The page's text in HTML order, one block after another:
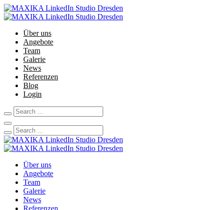
Über uns
Angebote
Team
Galerie
News
Referenzen
Blog
Login
Über uns
Angebote
Team
Galerie
News
Referenzen